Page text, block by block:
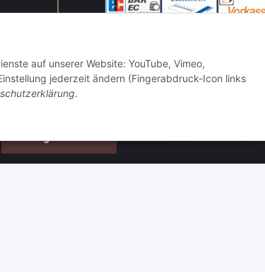
Vertrag widerrufen
auf unserer Website: YouTube, Vimeo,
jederzeit ändern (Fingerabdruck-Icon links
.